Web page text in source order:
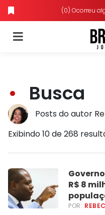
(0) Ocorreu
Busca
Posts do autor
Exibindo 10 de 268
R$ 8
POR: